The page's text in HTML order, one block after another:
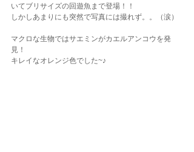
いてブリサイズの回遊魚まで登場！！
しかしあまりにも突然で写真には撮れず。。（涙）
マクロな生物ではサエミンがカエルアンコウを発
見！
キレイなオレンジ色でした~♪